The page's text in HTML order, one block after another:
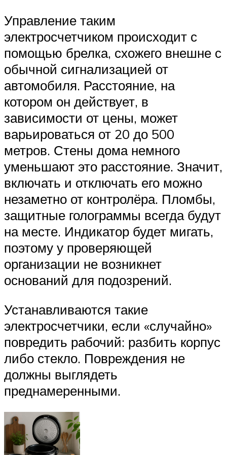
Управление таким
электросчетчиком происходит с
помощью брелка, схожего внешне с
обычной сигнализацией от
автомобиля. Расстояние, на
котором он действует, в
зависимости от цены, может
варьироваться от 20 до 500
метров. Стены дома немного
уменьшают это расстояние. Значит,
включать и отключать его можно
незаметно от контролёра. Пломбы,
защитные голограммы всегда будут
на месте. Индикатор будет мигать,
поэтому у проверяющей
организации не возникнет
оснований для подозрений.
Устанавливаются такие
электросчетчики, если «случайно»
повредить рабочий: разбить корпус
либо стекло. Повреждения не
должны выглядеть
преднамеренными.